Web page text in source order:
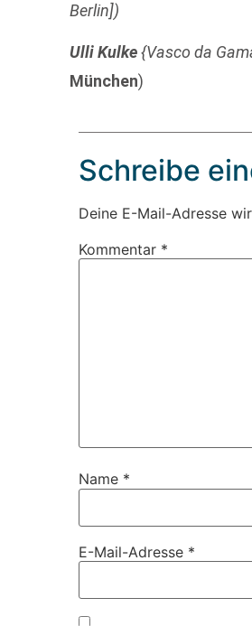
Berlin])
Ulli Kulke{Vasco da
München)
Schreibe
Deine E-Mail-Adresse
Kommentar *
Name *
E-Mail-Adresse *